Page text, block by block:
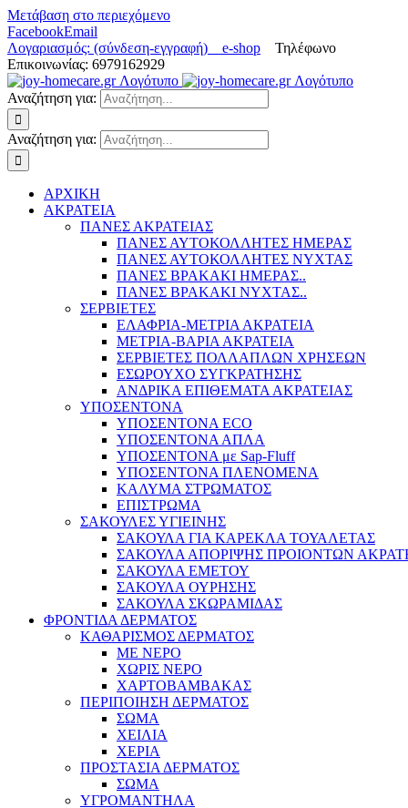
Μετάβαση στο περιεχόμενο
FacebookEmail
Λογαριασμός: (σύνδεση-εγγραφή) e-shop Τηλέφωνο
Επικοινωνίας: 6979162929
Αναζήτηση για:
Αναζήτηση για:
ΑΡΧΙΚΗ
ΑΚΡΑΤΕΙΑ
ΠΑΝΕΣ ΑΚΡΑΤΕΙΑΣ
ΠΑΝΕΣ ΑΥΤΟΚΟΛΛΗΤΕΣ ΗΜΕΡΑΣ
ΠΑΝΕΣ ΑΥΤΟΚΟΛΛΗΤΕΣ ΝΥΧΤΑΣ
ΠΑΝΕΣ ΒΡΑΚΑΚΙ ΗΜΕΡΑΣ..
ΠΑΝΕΣ ΒΡΑΚΑΚΙ ΝΥΧΤΑΣ..
ΣΕΡΒΙΕΤΕΣ
ΕΛΑΦΡΙΑ-ΜΕΤΡΙΑ ΑΚΡΑΤΕΙΑ
ΜΕΤΡΙΑ-ΒΑΡΙΑ ΑΚΡΑΤΕΙΑ
ΣΕΡΒΙΕΤΕΣ ΠΟΛΛΑΠΛΩΝ ΧΡΗΣΕΩΝ
ΕΣΩΡΟΥΧΟ ΣΥΓΚΡΑΤΗΣΗΣ
ΑΝΔΡΙΚΑ ΕΠΙΘΕΜΑΤΑ ΑΚΡΑΤΕΙΑΣ
ΥΠΟΣΕΝΤΟΝΑ
ΥΠΟΣΕΝΤΟΝΑ ECO
ΥΠΟΣΕΝΤΟΝΑ ΑΠΛΑ
ΥΠΟΣΕΝΤΟΝΑ με Sap-Fluff
ΥΠΟΣΕΝΤΟΝΑ ΠΛΕΝΟΜΕΝΑ
ΚΑΛΥΜΑ ΣΤΡΩΜΑΤΟΣ
ΕΠΙΣΤΡΩΜΑ
ΣΑΚΟΥΛΕΣ ΥΓΙΕΙΝΗΣ
ΣΑΚΟΥΛΑ ΓΙΑ ΚΑΡΕΚΛΑ ΤΟΥΑΛΕΤΑΣ
ΣΑΚΟΥΛΑ ΑΠΟΡΙΨΗΣ ΠΡΟΙΟΝΤΩΝ
ΣΑΚΟΥΛΑ ΕΜΕΤΟΥ
ΣΑΚΟΥΛΑ ΟΥΡΗΣΗΣ
ΣΑΚΟΥΛΑ ΣΚΩΡΑΜΙΔΑΣ
ΦΡΟΝΤΙΔΑ ΔΕΡΜΑΤΟΣ
ΚΑΘΑΡΙΣΜΟΣ ΔΕΡΜΑΤΟΣ
ΜΕ ΝΕΡΟ
ΧΩΡΙΣ ΝΕΡΟ
ΧΑΡΤΟΒΑΜΒΑΚΑΣ
ΠΕΡΙΠΟΙΗΣΗ ΔΕΡΜΑΤΟΣ
ΣΩΜΑ
ΧΕΙΛΙΑ
ΧΕΡΙΑ
ΠΡΟΣΤΑΣΙΑ ΔΕΡΜΑΤΟΣ
ΣΩΜΑ
ΥΓΡΟΜΑΝΤΗΛΑ